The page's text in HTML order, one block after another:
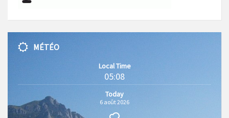
MÉTÉO
Local Time
05:08
Today
6 août 2026